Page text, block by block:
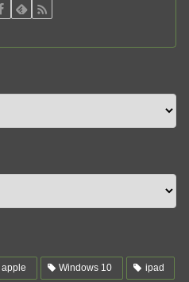
apple Windows 10 ipad